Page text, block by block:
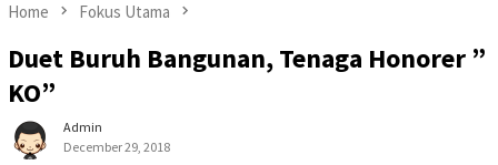
Home Fokus Utama
Duet Buruh Bangunan, Tenaga Honorer ”
KO”
Admin
December 29, 2018